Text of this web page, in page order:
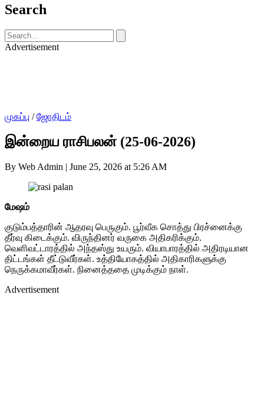
Search
Advertisement
முகப்பு / ஜோதிடம்
இன்றைய ராசிபலன் (25-06-2026)
By Web Admin | June 25, 2026 at 5:26 AM
மேஷம்
குடும்பத்தாரின் ஆதரவு பெருகும். பூர்வீக சொத்து பிரச்னைக்கு
தீர்வு கிடைக்கும். விருந்தினர் வருகை அதிகரிக்கும்.
வெளிவட்டாரத்தில் அந்தஸ்து உயரும். வியாபாரத்தில் அதிரடியான
திட்டங்கள் தீட்டுவீர்கள். உத்தியோகத்தில் அதிகாரிகளுக்கு
நெருக்கமாவீர்கள். நினைத்ததை முடிக்கும் நாள்.
Advertisement